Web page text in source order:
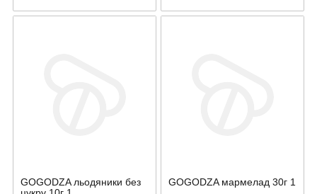
GOGODZA льодяники без
GOGODZA мармелад 30г 1